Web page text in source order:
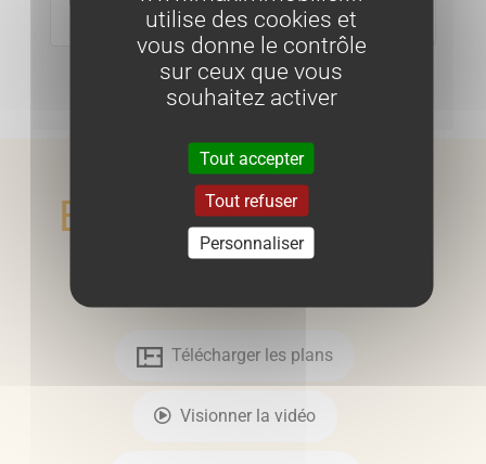
Envoyer
En voir plus
Télécharger les plans
Visionner la vidéo
utilise des cookies et
vous donne le contrôle
sur ceux que vous
souhaitez activer
Tout accepter
Tout refuser
Personnaliser